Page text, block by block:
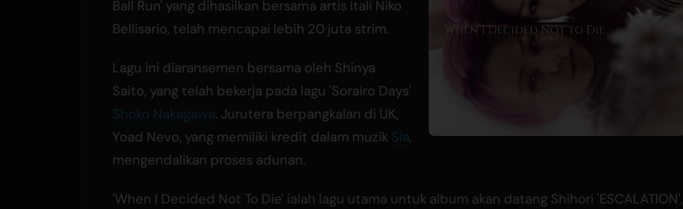
Ball Run' yang dihasilkan bersama artis Itali Niko
Bellisario, telah mencapai lebih 20 juta strim.
Lagu ini diaransemen bersama oleh Shinya
Saito, yang telah bekerja pada lagu 'Sorairo Days'
Shoko Nakagawa. Jurutera berpangkalan di UK,
Yoad Nevo, yang memiliki kredit dalam muzik Sia,
mengendalikan proses adunan.
'When I Decided Not To Die' ialah lagu utama untuk album akan datang Shihori 'ESCALATION',